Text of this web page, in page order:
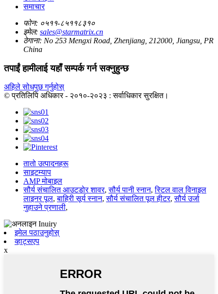
समाचार
फोन: ०५११-८५११८३१०
इमेल: sales@starmatrix.cn
ठेगाना: No 253 Mengxi Road, Zhenjiang, 212000, Jiangsu, PR
China
तपाईं हामीलाई यहाँ सम्पर्क गर्न सक्नुहुन्छ
अहिले सोधपुछ गर्नुहोस्
© प्रतिलिपि अधिकार - २०१०-२०२३ : सर्वाधिकार सुरक्षित।
तातो उत्पादनहरू
साइटम्याप
AMP मोबाइल
सौर्य संचालित आउटडोर शावर,सौर्य पानी स्नान,स्टिल वाल विनाइल
लाइनर पूल,बाहिरी सूर्य स्नान,सौर्य संचालित पूल हीटर,सौर्य उर्जा
नुहाउने प्रणाली,
इमेल पठाउनुहोस्
व्हाट्सएप
x